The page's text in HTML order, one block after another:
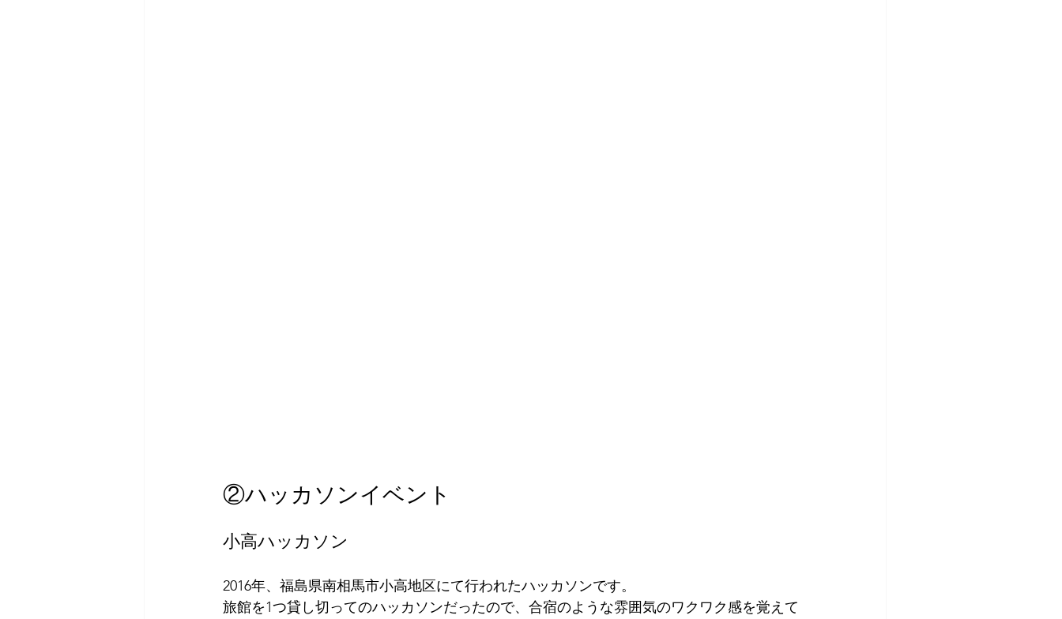
②ハッカソンイベント
小高ハッカソン
2016年、福島県南相馬市小高地区にて行われたハッカソンです。
旅館を1つ貸し切ってのハッカソンだったので、合宿のような雰囲気のワクワク感を覚えて